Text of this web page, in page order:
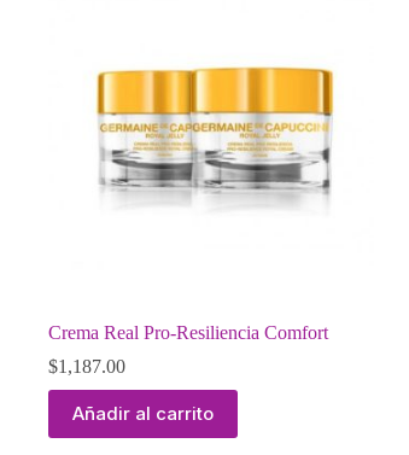
Crema Real Pro-Resiliencia Comfort
$1,187.00
Añadir al carrito